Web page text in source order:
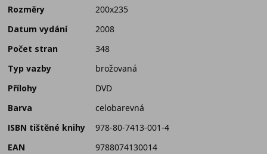
Rozměry
200x235
Datum vydání
2008
Počet stran
348
Typ vazby
brožovaná
Přílohy
DVD
Barva
celobarevná
ISBN tištěné knihy
978-80-7413-001-4
EAN
9788074130014